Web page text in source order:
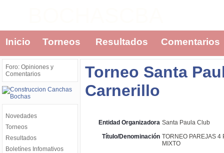
Inicio Torneos Resultados Comentarios
Foro: Opiniones y
Comentarios
Novedades
Torneos
Resultados
Boletínes Infomativos
Torneo Santa
Carnerillo
Entidad Organizadora Santa Paula Club
Título/Denominación TORNEO PAREJAS 4
MIXTO